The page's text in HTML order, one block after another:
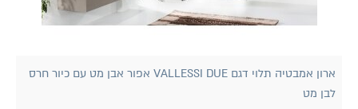
ארון אמבטיה תלוי דגם VALLESSI DUE אפור אבן מט עם כיור חרס
לבן מט